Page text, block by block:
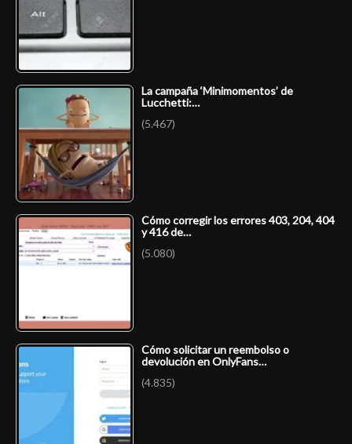
La campaña ‘Minimomentos’ de
Lucchetti:…
(5.467)
Cómo corregir los errores 403, 204, 404
y 416 de…
(5.080)
Cómo solicitar un reembolso o
devolución en OnlyFans…
(4.835)